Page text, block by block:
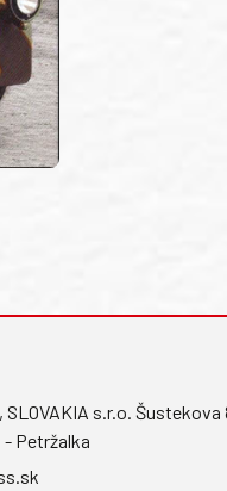
SLOVAKIA s.r.o. Šustekova
- Petržalka